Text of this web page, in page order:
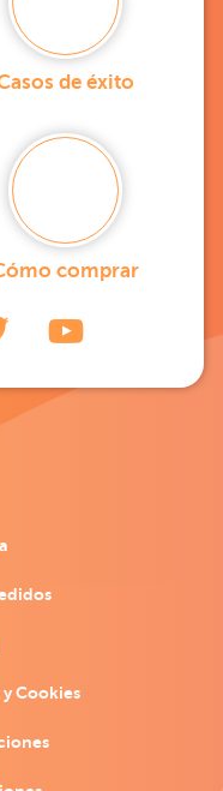
de éxito
comprar
Cookies